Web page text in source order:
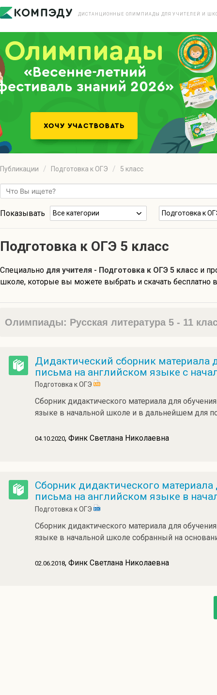
ДИСТАНЦИОННЫЕ ОЛИМПИАДЫ ДЛЯ УЧИТЕЛЕЙ И
«Весенне-летний
знаний 2026»
Публикации Подготовка к ОГЭ 5 класс
Показывать Все категории Подготовка к
Подготовка к ОГЭ 5 класс
Специально для учителя - Подготовка к ОГЭ 5 класс и
школе, которые вы можете выбрать и скачать бесплатно
Олимпиады: Русская литература 5 - 11
Дидактический сборник материала
письма на английском языке с
Подготовка к ОГЭ
Сборник дидактического материала для
языке в начальной школе и в дальнейшем для
04.10.2020, Финк Светлана Николаевна
Сборник дидактического
письма на английском языке в
Подготовка к ОГЭ
Сборник дидактического материала для
языке в начальной школе собранный на
02.06.2018, Финк Светлана Николаевна